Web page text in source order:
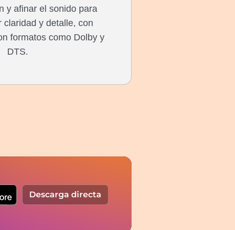
y afinar el sonido para
claridad y detalle, con
formatos como Dolby y
DTS.
Descarga directa